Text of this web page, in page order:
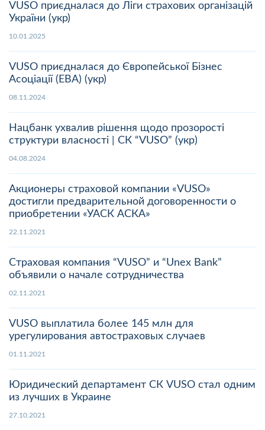
VUSO приєдналася до Ліги страхових організацій
України (укр)
10.01.2025
VUSO приєдналася до Європейської Бізнес
Асоціації (EBA) (укр)
08.11.2024
Нацбанк ухвалив рішення щодо прозорості
структури власності | СК “VUSO” (укр)
04.08.2024
Акционеры страховой компании «VUSO»
достигли предварительной договоренности о
приобретении «УАСК АСКА»
22.11.2021
Страховая компания “VUSO” и “Unex Bank”
объявили о начале сотрудничества
02.11.2021
VUSO выплатила более 145 млн для
урегулирования автостраховых случаев
01.11.2021
Юридический департамент СК VUSO стал одним
из лучших в Украине
27.10.2021